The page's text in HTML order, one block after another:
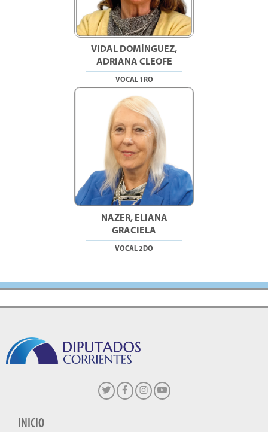
VIDAL DOMÍNGUEZ,
ADRIANA CLEOFE
VOCAL 1RO
NAZER, ELIANA
GRACIELA
VOCAL 2DO
INICIO